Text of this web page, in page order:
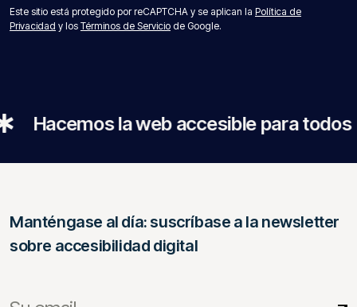
Este sitio está protegido por reCAPTCHA y se aplican la Política de
Privacidad y los Términos de Servicio de Google.
la web accesible para todos
Manténgase al día: suscríbase a la newsletter
sobre accesibilidad digital